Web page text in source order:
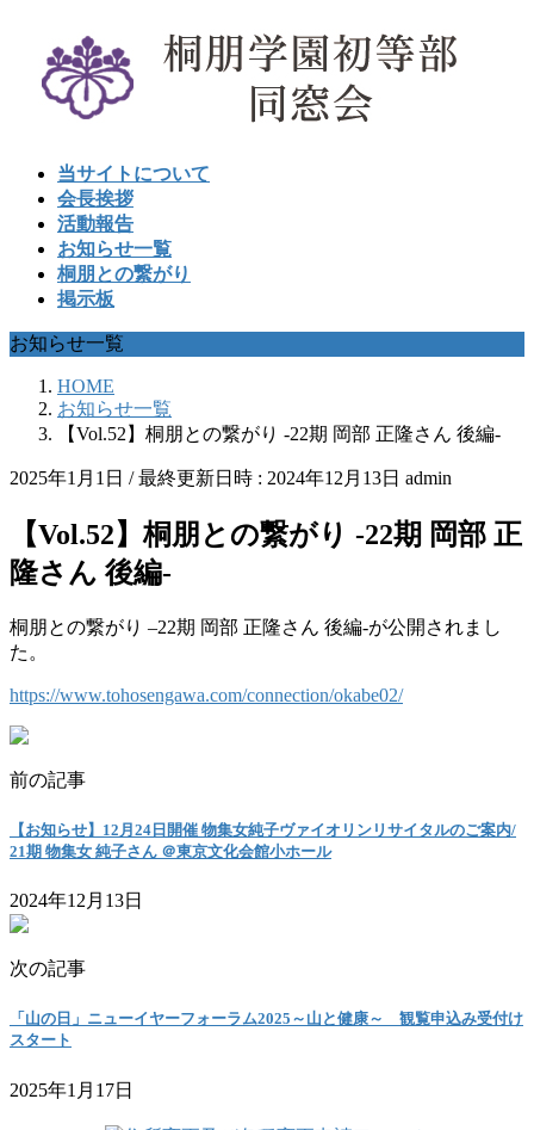
当サイトについて
会長挨拶
活動報告
お知らせ一覧
桐朋との繋がり
掲示板
お知らせ一覧
HOME
お知らせ一覧
【Vol.52】桐朋との繋がり -22期 岡部 正隆さん 後編-
2025年1月1日 / 最終更新日時 : 2024年12月13日 admin
【Vol.52】桐朋との繋がり -22期 岡部 正
隆さん 後編-
桐朋との繋がり –22期 岡部 正隆さん 後編-が公開されまし
た。
https://www.tohosengawa.com/connection/okabe02/
前の記事
【お知らせ】12月24日開催 物集⼥純⼦ヴァイオリンリサイタルのご案内/
21期 物集女 純子さん ＠東京文化会館小ホール
2024年12月13日
次の記事
「山の日」ニューイヤーフォーラム2025～山と健康～ 観覧申込み受付け
スタート
2025年1月17日